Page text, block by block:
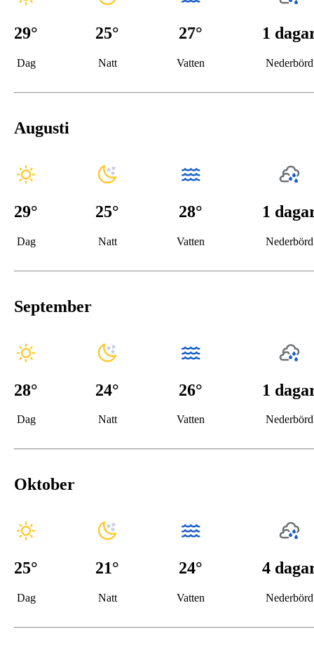
29°
Dag
25°
Natt
27°
Vatten
1
Nederbörd
Augusti
29°
Dag
25°
Natt
28°
Vatten
1
Nederbörd
September
28°
Dag
24°
Natt
26°
Vatten
1
Nederbörd
Oktober
25°
Dag
21°
Natt
24°
Vatten
4
Nederbörd